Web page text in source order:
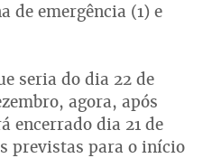
de emergência (1) e
seria do dia 22 de
agora, após
encerrado dia 21 de
previstas para o início